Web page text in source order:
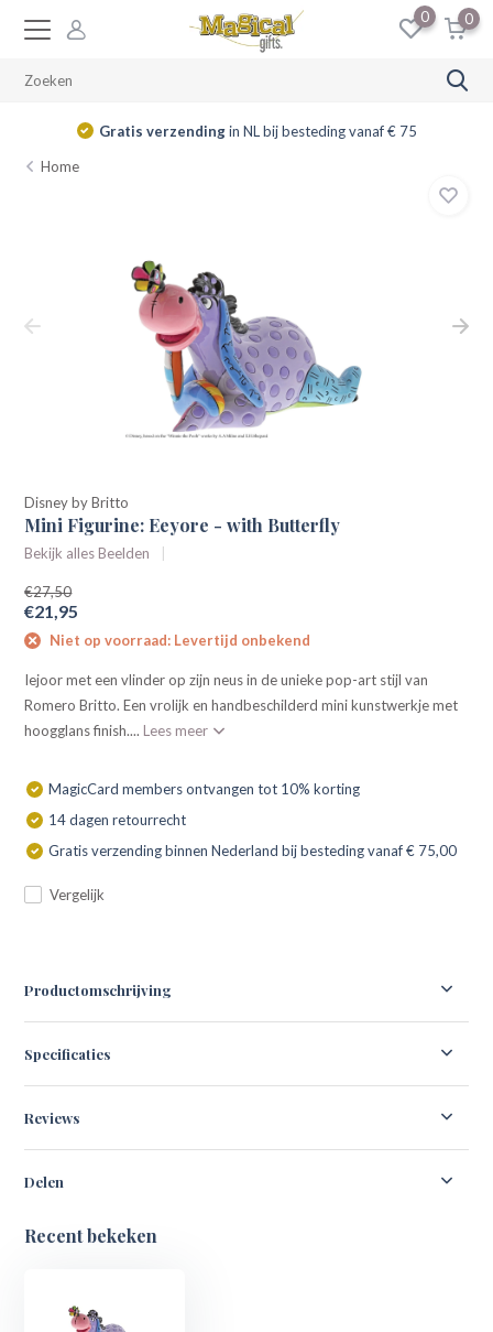
0 0
Gratis verzendingin NL bij besteding vanaf € 75
Home
Disney by Britto
Mini Figurine: Eeyore - with Butterfly
Bekijk alles Beelden
€27,50
€21,95
Niet op voorraad: Levertijd onbekend
Iejoor met een vlinder op zijn neus in de unieke pop-art stijl van
Romero Britto. Een vrolijk en handbeschilderd mini kunstwerkje met
hoogglans finish.... Lees meer
MagicCard members ontvangen tot 10% korting
14 dagen retourrecht
Gratis verzending binnen Nederland bij besteding vanaf € 75,00
Vergelijk
Productomschrijving
Specificaties
Reviews
Delen
Recent bekeken